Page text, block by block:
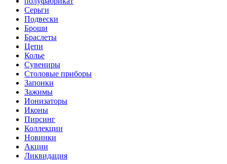
Серьги
Подвески
Броши
Браслеты
Цепи
Колье
Сувениры
Столовые приборы
Запонки
Зажимы
Ионизаторы
Иконы
Пирсинг
Коллекции
Новинки
Акции
Ликвидация